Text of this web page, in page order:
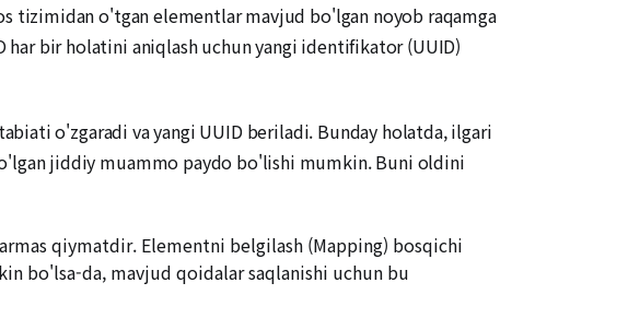
tizimidan o'tgan elementlar mavjud bo'lgan noyob raqamga
har bir holatini aniqlash uchun yangi identifikator (UUID)
o'zgaradi va yangi UUID beriladi. Bunday holatda, ilgari
jiddiy muammo paydo bo'lishi mumkin. Buni oldini
qiymatdir. Elementni belgilash (Mapping) bosqichi
bo'lsa-da, mavjud qoidalar saqlanishi uchun bu